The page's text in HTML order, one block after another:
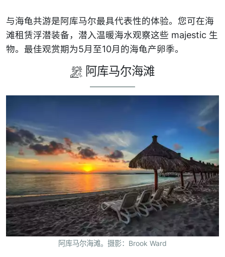
与海龟共游是阿库马尔最具代表性的体验。您可在海
滩租赁浮潜装备，潜入温暖海水观察这些 majestic 生
物。最佳观赏期为5月至10月的海龟产卵季。
阿库马尔海滩
阿库马尔海滩。摄影：Brook Ward